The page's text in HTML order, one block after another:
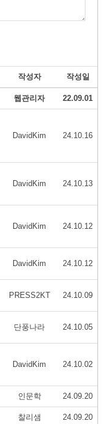
작성자 작성일
웹관리자 22.09.01
DavidKim 24.10.16
DavidKim 24.10.13
DavidKim 24.10.12
DavidKim 24.10.12
PRESS2KT 24.10.09
단풍나라 24.10.05
DavidKim 24.10.02
인문학 24.09.20
찰리샘 24.09.20